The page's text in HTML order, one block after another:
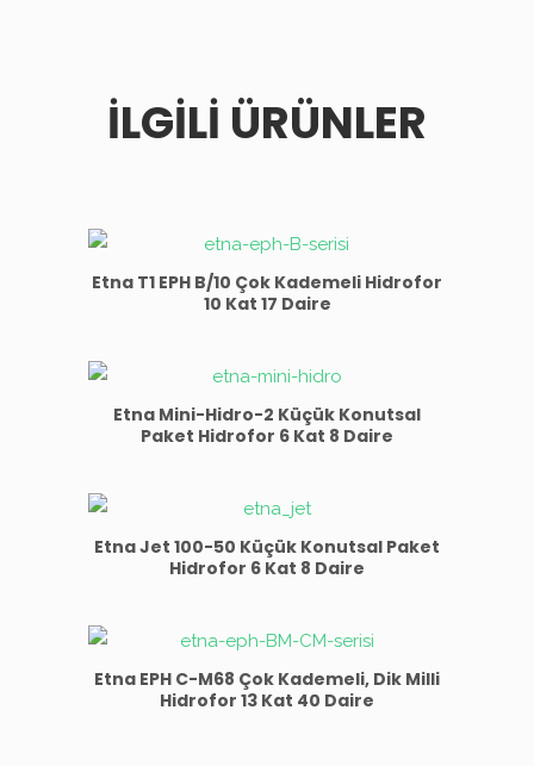
İLGILI ÜRÜNLER
Etna T1 EPH B/10 Çok Kademeli Hidrofor
10 Kat 17 Daire
Etna Mini-Hidro-2 Küçük Konutsal
Paket Hidrofor 6 Kat 8 Daire
Etna Jet 100-50 Küçük Konutsal Paket
Hidrofor 6 Kat 8 Daire
Etna EPH C-M68 Çok Kademeli, Dik Milli
Hidrofor 13 Kat 40 Daire